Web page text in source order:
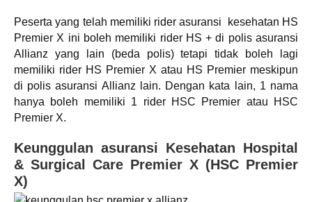
Peserta yang telah memiliki rider asuransi kesehatan HS
Premier X ini boleh memiliki rider HS + di polis asuransi
Allianz yang lain (beda polis) tetapi tidak boleh lagi
memiliki rider HS Premier X atau HS Premier meskipun
di polis asuransi Allianz lain. Dengan kata lain, 1 nama
hanya boleh memiliki 1 rider HSC Premier atau HSC
Premier X.
Keunggulan asuransi Kesehatan Hospital
& Surgical Care Premier X (HSC Premier
X)